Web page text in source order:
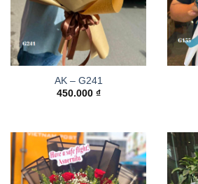
AK – G241
450.000 ₫